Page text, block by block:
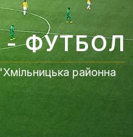
- ФУТБОЛ
районна